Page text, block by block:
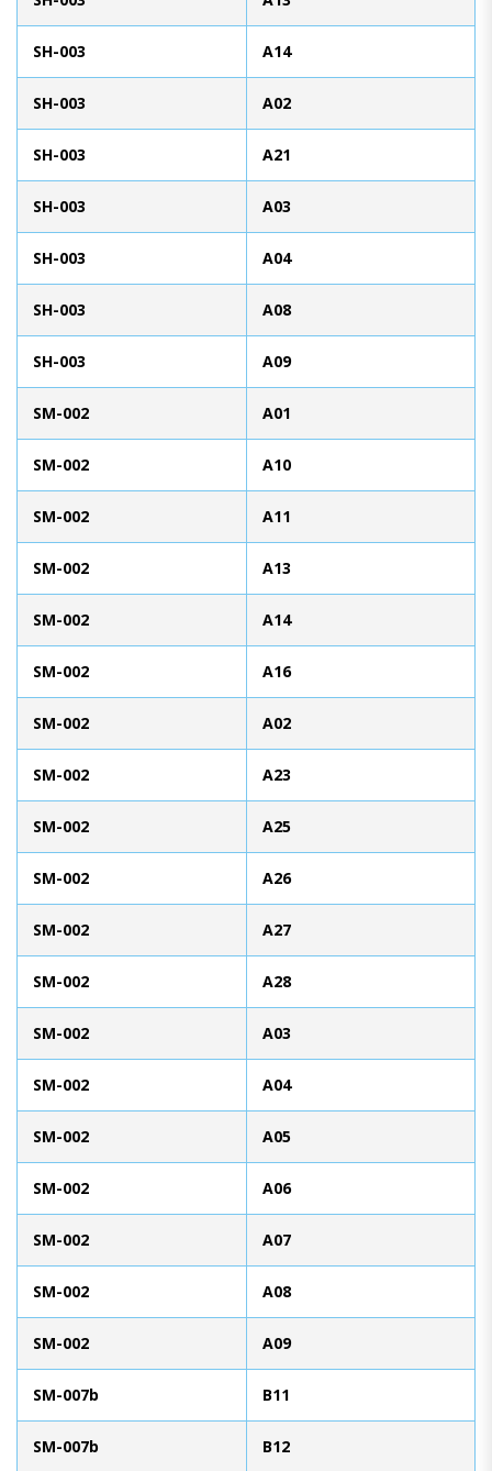
SH-003 A14
SH-003 A02
SH-003 A21
SH-003 A03
SH-003 A04
SH-003 A08
SH-003 A09
SM-002 A01
SM-002 A10
SM-002 A11
SM-002 A13
SM-002 A14
SM-002 A16
SM-002 A02
SM-002 A23
SM-002 A25
SM-002 A26
SM-002 A27
SM-002 A28
SM-002 A03
SM-002 A04
SM-002 A05
SM-002 A06
SM-002 A07
SM-002 A08
SM-002 A09
SM-007b B11
SM-007b B12